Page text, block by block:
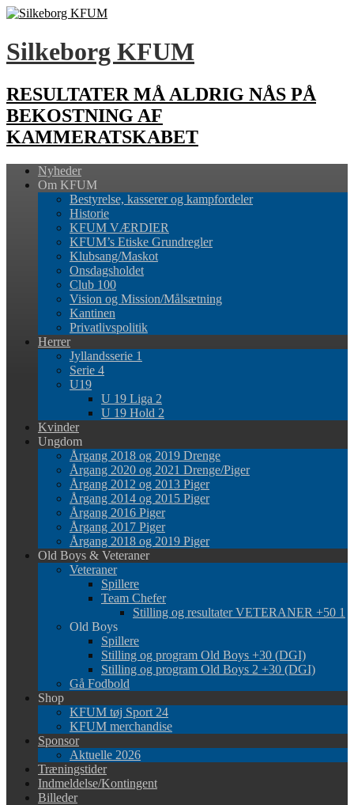
Silkeborg KFUM
RESULTATER MÅ ALDRIG NÅS PÅ
BEKOSTNING AF
KAMMERATSKABET
Nyheder
Om KFUM
Bestyrelse, kasserer og kampfordeler
Historie
KFUM VÆRDIER
KFUM’s Etiske Grundregler
Klubsang/Maskot
Onsdagsholdet
Club 100
Vision og Mission/Målsætning
Kantinen
Privatlivspolitik
Herrer
Jyllandsserie 1
Serie 4
U19
U 19 Liga 2
U 19 Hold 2
Kvinder
Ungdom
Årgang 2018 og 2019 Drenge
Årgang 2020 og 2021 Drenge/Piger
Årgang 2012 og 2013 Piger
Årgang 2014 og 2015 Piger
Årgang 2016 Piger
Årgang 2017 Piger
Årgang 2018 og 2019 Piger
Old Boys & Veteraner
Veteraner
Spillere
Team Chefer
Stilling og resultater VETERANER +50 1
Old Boys
Spillere
Stilling og program Old Boys +30 (DGI)
Stilling og program Old Boys 2 +30 (DGI)
Gå Fodbold
Shop
KFUM tøj Sport 24
KFUM merchandise
Sponsor
Aktuelle 2026
Træningstider
Indmeldelse/Kontingent
Billeder